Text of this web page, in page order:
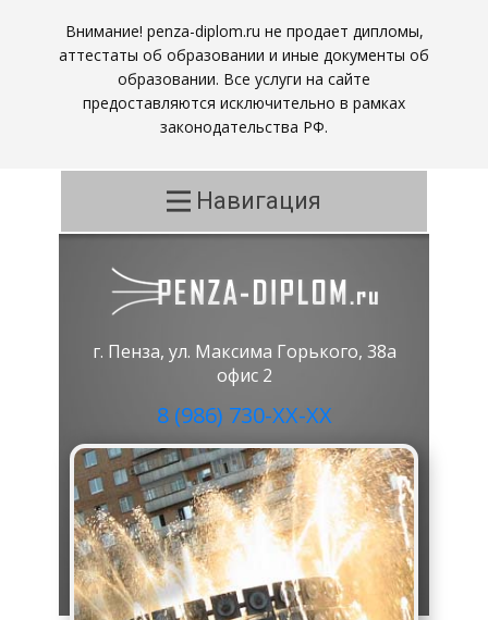
Внимание! penza-diplom.ru не продает дипломы,
аттестаты об образовании и иные документы об
образовании. Все услуги на сайте
предоставляются исключительно в рамках
законодательства РФ.
Навигация
г. Пенза, ул. Максима Горького, 38а
офис 2
8 (986) 730-ХХ-ХХ